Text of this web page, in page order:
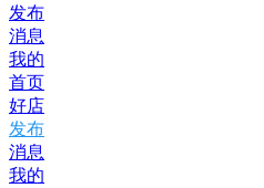
发布
消息
我的
首页
好店
发布
消息
我的